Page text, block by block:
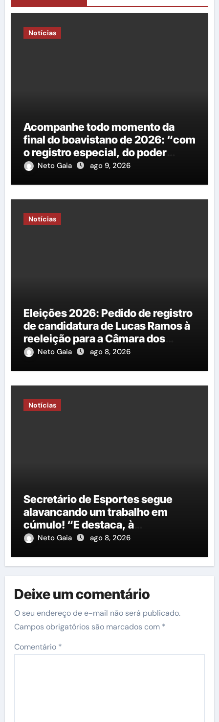
Notícias
Acompanhe todo momento da
final do boavistano de 2026: “com
o registro especial, do poder
Executivo e Legislativo”
Neto Gaia ago 9, 2026
Notícias
Eleições 2026: Pedido de registro
de candidatura de Lucas Ramos à
reeleição para a Câmara dos
Deputados é protocolado na
Neto Gaia ago 8, 2026
Notícias
Secretário de Esportes segue
alavancando um trabalho em
cúmulo! “E destaca, à
importância do governo George
Neto Gaia ago 8, 2026
Deixe um comentário
O seu endereço de e-mail não será publicado.
Campos obrigatórios são marcados com *
Comentário *